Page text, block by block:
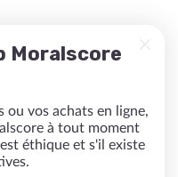
Moralscore
ou vos achats en ligne,
à tout moment
éthique et s'il existe